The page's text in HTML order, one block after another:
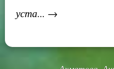
уста... →